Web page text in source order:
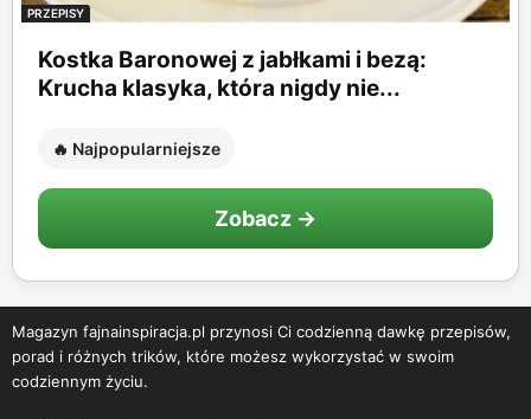
PRZEPISY
Kostka Baronowej z jabłkami i bezą:
Krucha klasyka, która nigdy nie...
🔥 Najpopularniejsze
Zobacz →
Magazyn fajnainspiracja.pl przynosi Ci codzienną dawkę przepisów,
porad i różnych trików, które możesz wykorzystać w swoim
codziennym życiu.